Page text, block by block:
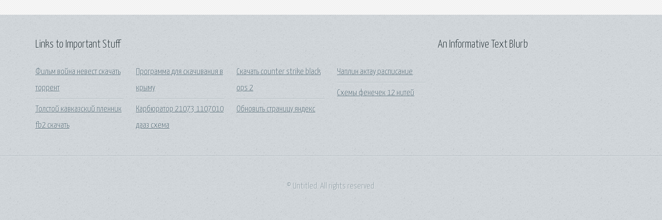
Links to Important Stuff
Фильм война невест скачать
торрент
Толстой кавказский пленник
fb2 скачать
Программа для скачивания в
крыму
Карбюратор 21073 1107010
дааз схема
Скачать counter strike black
ops 2
Обновить страницу яндекс
Чаплин актау расписание
Схемы фенечек 12 нитей
An Informative Text Blurb
© Untitled. All rights reserved.